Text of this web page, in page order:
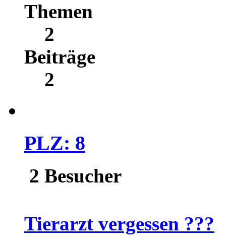
Themen
2
Beiträge
2
PLZ: 8
2 Besucher
Tierarzt vergessen ???